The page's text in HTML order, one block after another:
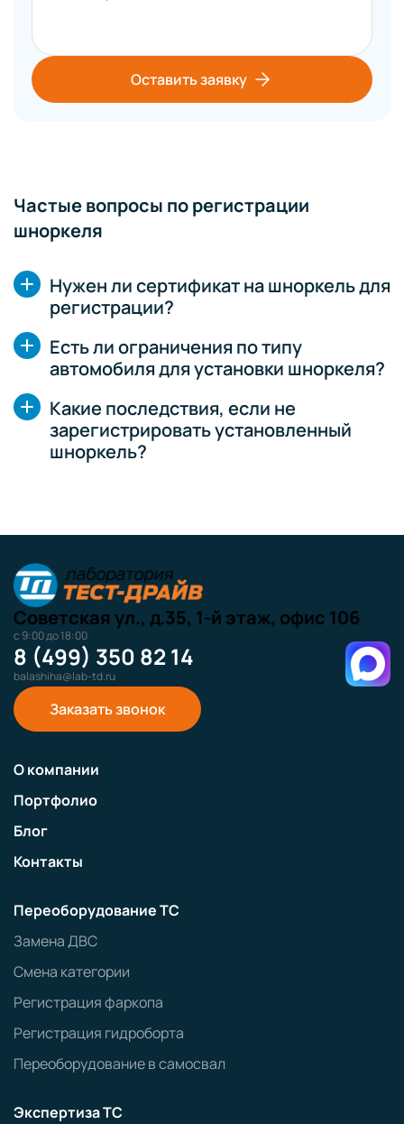
Оставить заявку
Частые вопросы по регистрации
шноркеля
Нужен ли сертификат на шноркель для
регистрации?
Есть ли ограничения по типу
автомобиля для установки шноркеля?
Какие последствия, если не
зарегистрировать установленный
шноркель?
Советская ул., д.35, 1-й этаж, офис 106
с 9:00 до 18:00
8 (499) 350 82 14
balashiha@lab-td.ru
Заказать звонок
О компании
Портфолио
Блог
Контакты
Переоборудование ТС
Замена ДВС
Смена категории
Регистрация фаркопа
Регистрация гидроборта
Переоборудование в самосвал
Экспертиза ТС